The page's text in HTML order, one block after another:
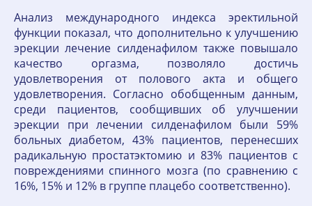
Анализ международного индекса эректильной
функции показал, что дополнительно к улучшению
эрекции лечение силденафилом также повышало
качество оргазма, позволяло достичь
удовлетворения от полового акта и общего
удовлетворения. Согласно обобщенным данным,
среди пациентов, сообщивших об улучшении
эрекции при лечении силденафилом были 59%
больных диабетом, 43% пациентов, перенесших
радикальную простатэктомию и 83% пациентов с
повреждениями спинного мозга (по сравнению с
16%, 15% и 12% в группе плацебо соответственно).